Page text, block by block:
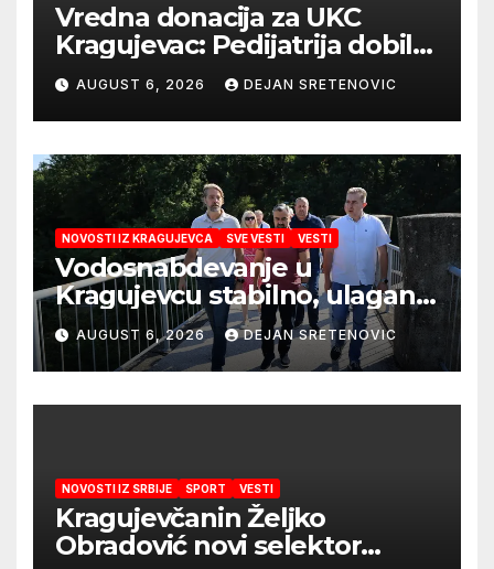
Vredna donacija za UKC
Kragujevac: Pedijatrija dobila
mobilni rendgen i mikroskop
vredne 9,6 miliona dinara
AUGUST 6, 2026 DEJAN SRETENOVIC
NOVOSTI IZ KRAGUJEVCA SVE VESTI VESTI
Vodosnabdevanje u
Kragujevcu stabilno, ulaganja
obezbedila sigurnije
snabdevanje
AUGUST 6, 2026 DEJAN SRETENOVIC
NOVOSTI IZ SRBIJE SPORT VESTI
Kragujevčanin Željko
Obradović novi selektor